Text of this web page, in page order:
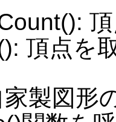
頂点を
製図形